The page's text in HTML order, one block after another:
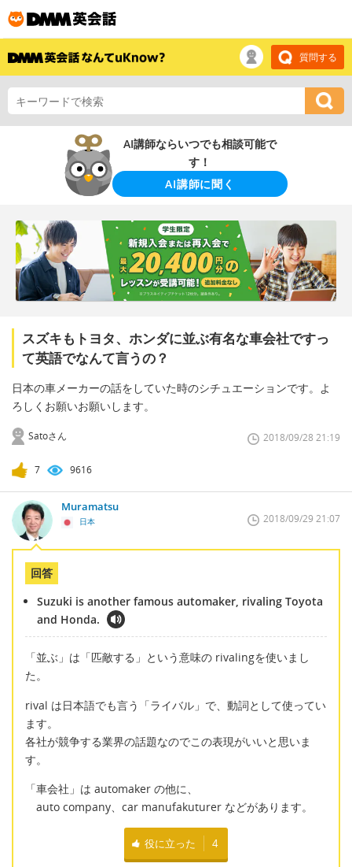
質問する
AI講師ならいつでも相談可能で
す！
AI講師に聞く
スズキもトヨタ、ホンダに並ぶ有名な車会社ですっ
て英語でなんて言うの？
日本の車メーカーの話をしていた時のシチュエーションです。よ
ろしくお願いお願いします。
Satoさん 2018/09/28 21:19
7 9616
Muramatsu
日本 2018/09/29 21:07
回答
Suzuki is another famous automaker, rivaling Toyota
and Honda.
「並ぶ」は「匹敵する」という意味の rivalingを使いまし
た。
rival は日本語でも言う「ライバル」で、動詞として使ってい
ます。
各社が競争する業界の話題なのでこの表現がいいと思いま
す。
「車会社」は automaker の他に、
auto company、car manufakuturer などがあります。
役に立った 4